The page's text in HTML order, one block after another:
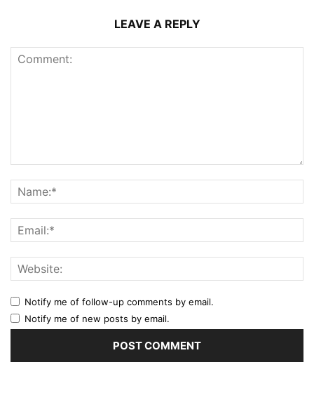
LEAVE A REPLY
Notify me of follow-up comments by email.
Notify me of new posts by email.